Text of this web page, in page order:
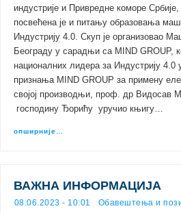
индустрије и Привредне коморе
посвећена је и питању образовања
Индустрију 4.0. Скуп је организовао
Београду у сарадњи са MIND GROUP,
националних лидера за Индустрију 4.0
признања MIND GROUP за примену
својој производњи, проф. др Видосав
господину Ђорићу уручио књигу…
опширније…
ВАЖНА ИНФОРМАЦИЈА
08.06.2023 - 10:01 Обавештења и